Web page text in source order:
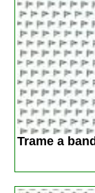
Trame a